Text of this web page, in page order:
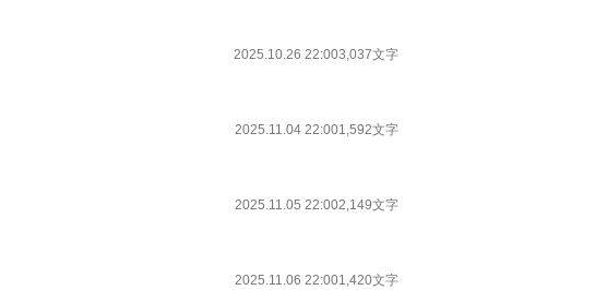
2025.10.26 22:003,037文字
2025.11.04 22:001,592文字
2025.11.05 22:002,149文字
2025.11.06 22:001,420文字